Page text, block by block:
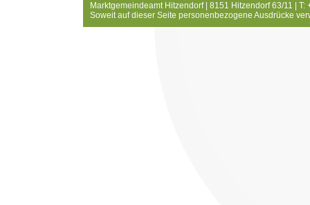
Marktgemeindeamt Hitzendorf | 8151 Hitzendorf 63/11 |
Soweit auf dieser Seite personenbezogene Ausdrücke